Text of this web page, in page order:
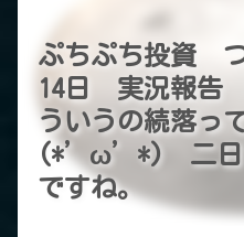
ぷちぷち投資
14日 実況報
ういうの続落っ
(*’ω’*) 二日
ですね。